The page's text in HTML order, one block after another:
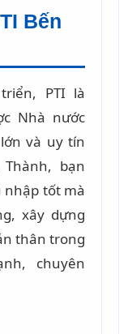
Bến
PTI là
Nhà nước
và uy tín
bạn
nhập tốt mà
xây dựng
thân trong
chuyên